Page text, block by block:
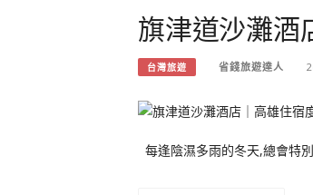
旗津道沙灘酒
台灣旅遊 省錢旅遊達人
每逢陰濕多雨的冬天,總會特